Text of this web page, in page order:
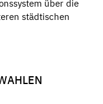
über die
städtischen